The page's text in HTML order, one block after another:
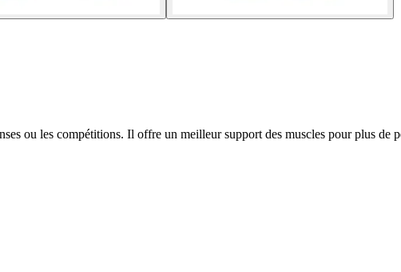
ou les compétitions. Il offre un meilleur support des muscles pour plus de